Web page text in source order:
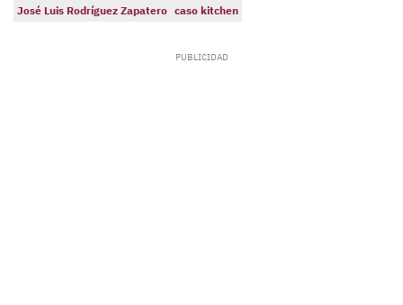
José Luis Rodríguez Zapatero caso kitchen